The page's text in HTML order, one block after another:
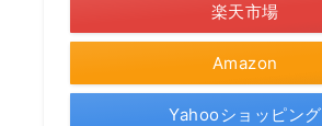
Amazon
楽天市場
Yahooショッピング